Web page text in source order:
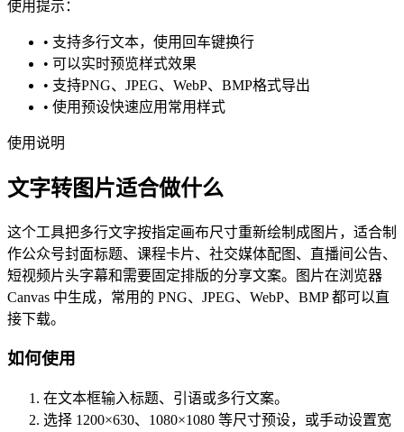
使用提示：
• 支持多行文本，使用回车键换行
• 可以实时预览样式效果
• 支持PNG、JPEG、WebP、BMP格式导出
• 使用预设快速应用常用样式
使用说明
文字转图片适合做什么
这个工具把多行文字按指定画布尺寸重新绘制成图片，适合制
作公众号封面标题、课程卡片、社交媒体配图、直播间公告、
短视频片头字幕和需要固定排版的分享文案。图片在浏览器
Canvas 中生成，常用的 PNG、JPEG、WebP、BMP 都可以直
接下载。
如何使用
在文本框输入标题、引语或多行文案。
选择 1200×630、1080×1080 等尺寸预设，或手动设置宽